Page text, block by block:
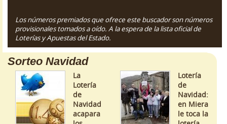
Los números premiados que ofrece este buscador son números
provisionales tomados a oído. A la espera de la lista oficial de
Loterías y Apuestas del Estado.
Sorteo Navidad
La
Lotería
de
Navidad
acapara
Lotería
de
Navidad:
en Miera
le toca la